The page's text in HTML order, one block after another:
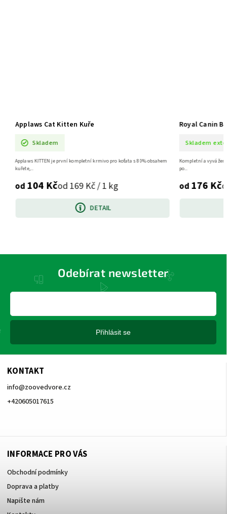
Applaws Cat Kitten Kuře
Skladem
od 104 Kčod 169 Kč / 1 kg
DETAIL
Applaws KITTEN je první kompletní krmivo pro koťata s 80% obsahem
kuřete,...
Royal Canin
Skladem
od 176 Kč
Kompletní a
po...
KONTAKT
info@zoovedvore.cz
+420605017615
INFORMACE PRO VÁS
Obchodní podmínky
Doprava a platby
Napište nám
Odebírat newsletter
Přihlásit se